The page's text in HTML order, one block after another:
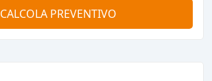
CALCOLA PREVENTIVO